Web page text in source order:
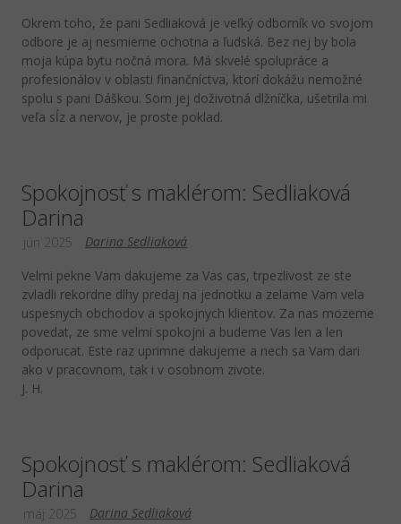
Okrem toho, že pani Sedliaková je veľký odborník vo svojom
odbore je aj nesmierne ochotna a ľudská. Bez nej by bola
moja kúpa bytu nočná mora. Má skvelé spolupráce a
profesionálov v oblasti finančníctva, ktorí dokážu nemožné
spolu s pani Dáškou. Som jej doživotná dlžníčka, ušetrila mi
veľa sĺz a nervov, je proste poklad.
Spokojnosť s maklérom: Sedliaková
Darina
Darina Sedliaková
jún 2025
Velmi pekne Vam dakujeme za Vas cas, trpezlivost ze ste
zvladli rekordne dlhy predaj na jednotku a zelame Vam vela
uspesnych obchodov a spokojnych klientov. Za nas mozeme
povedat, ze sme velmi spokojni a budeme Vas len a len
odporucat. Este raz uprimne dakujeme a nech sa Vam dari
ako v pracovnom, tak i v osobnom zivote.
J. H.
Spokojnosť s maklérom: Sedliaková
Darina
Darina Sedliaková
máj 2025